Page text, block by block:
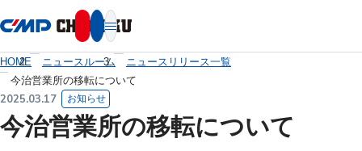
HOME ニュースルーム
ニュースリリース一覧
今治営業所の移転について
2025.03.17 お知らせ
今治営業所の移転について